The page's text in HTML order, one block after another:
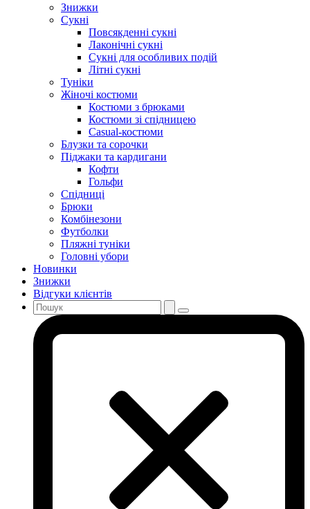
Знижки
Сукні
Повсякденні сукні
Лаконічні сукні
Сукні для особливих подій
Літні сукні
Туніки
Жіночі костюми
Костюми з брюками
Костюми зі спідницею
Casual-костюми
Блузки та сорочки
Піджаки та кардигани
Кофти
Гольфи
Спідниці
Брюки
Комбінезони
Футболки
Пляжні туніки
Головні убори
Новинки
Знижки
Відгуки клієнтів